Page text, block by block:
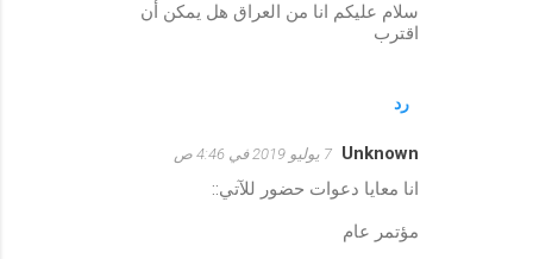
رد
سلام عليكم انا من العراق هل يمكن أن
اقترب
Unknown 7 يوليو 2019 في 4:46 ص
انا معايا دعوات حضور للآتي::
مؤتمر عام